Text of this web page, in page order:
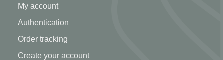
My account
Authentication
Order tracking
Create your account